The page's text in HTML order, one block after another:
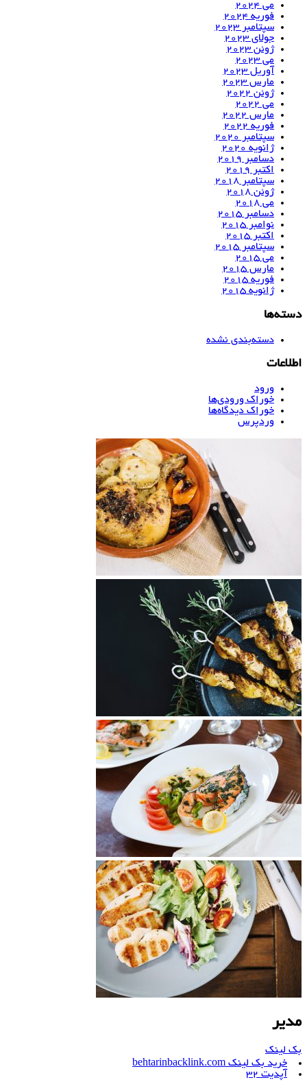
می 2024
فوریه 2024
سپتامبر 2023
جولای 2023
ژوئن 2023
می 2023
آوریل 2023
مارس 2023
ژوئن 2022
می 2022
مارس 2022
فوریه 2022
سپتامبر 2020
ژانویه 2020
دسامبر 2019
اکتبر 2019
سپتامبر 2018
ژوئن 2018
می 2018
دسامبر 2015
نوامبر 2015
اکتبر 2015
سپتامبر 2015
می 2015
مارس 2015
فوریه 2015
ژانویه 2015
دسته‌ها
دسته‌بندی نشده
اطلاعات
ورود
خوراک ورودی‌ها
خوراک دیدگاه‌ها
وردپرس
مدیر
بک لینک
خرید بک لینک behtarinbacklink.com
آپدیت 32